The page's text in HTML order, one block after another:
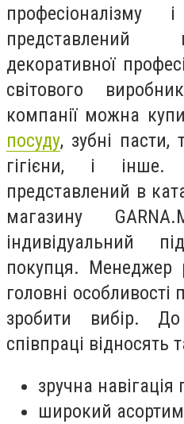
професіоналізму
декоративної
світового
компанії можна
посуду, зубні пасти,
гігієни, і інше.
представлений в
магазину
індивідуальний
покупця. Менеджер
головні особливості
зробити вибір.
співпраці відносять
зручна навігація
широкий